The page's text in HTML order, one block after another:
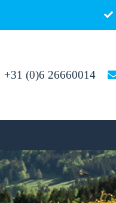
+31 (0)6 26660014